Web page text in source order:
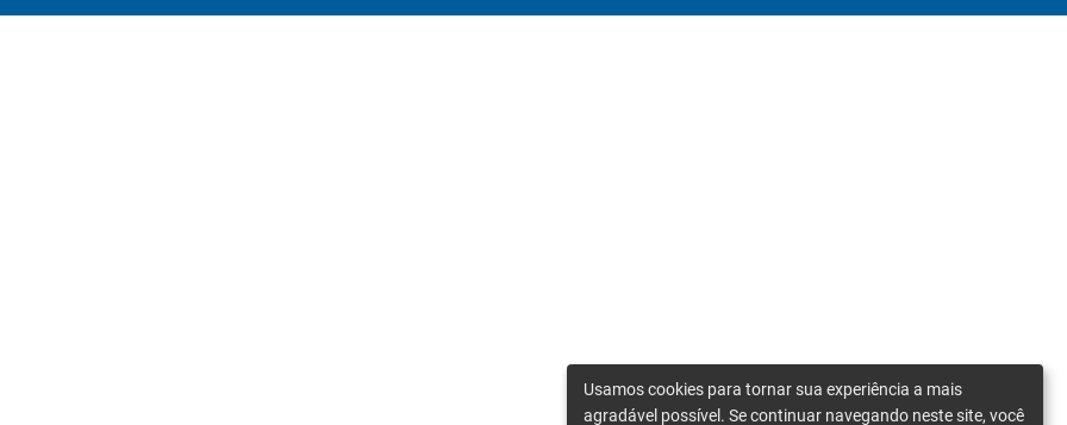
Usamos cookies para tornar sua experiência a mais
agradável possível. Se continuar navegando neste site, você